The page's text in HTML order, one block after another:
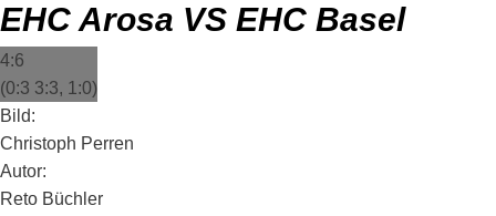
EHC Arosa VS EHC Basel
4:6
(0:3 3:3, 1:0)
Bild:
Christoph Perren
Autor:
Reto Büchler